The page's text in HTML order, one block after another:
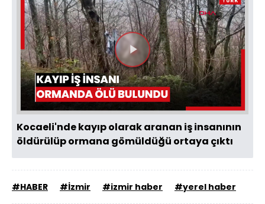
Videoyu
Oynat
Kocaeli'nde kayıp olarak aranan iş insanının
öldürülüp ormana gömüldüğü ortaya çıktı
#HABER #İzmir #izmir haber #yerel haber